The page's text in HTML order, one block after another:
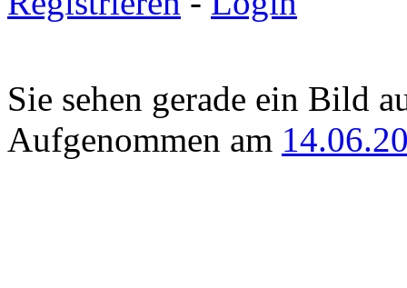
Sie sehen gerade ein Bild
Aufgenommen am